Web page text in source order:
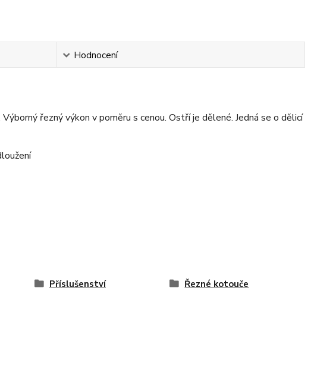
Hodnocení
řezný výkon v poměru s cenou. Ostří je dělené. Jedná se o dělicí
Příslušenství Řezné kotouče